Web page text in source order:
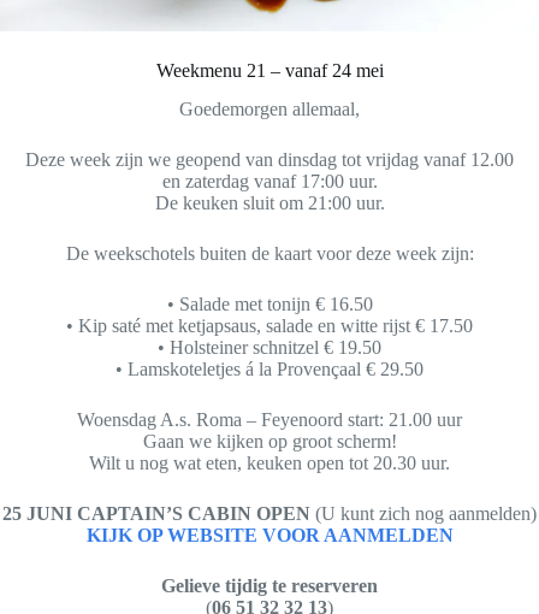
Weekmenu 21 – vanaf 24 mei
Goedemorgen allemaal,
Deze week zijn we geopend van dinsdag tot vrijdag vanaf 12.00
en zaterdag vanaf 17:00 uur.
De keuken sluit om 21:00 uur.
De weekschotels buiten de kaart voor deze week zijn:
• Salade met tonijn € 16.50
• Kip saté met ketjapsaus, salade en witte rijst € 17.50
• Holsteiner schnitzel € 19.50
• Lamskoteletjes á la Provençaal € 29.50
Woensdag A.s. Roma – Feyenoord start: 21.00 uur
Gaan we kijken op groot scherm!
Wilt u nog wat eten, keuken open tot 20.30 uur.
25 JUNI CAPTAIN’S CABIN OPEN (U kunt zich nog aanmelden)
KIJK OP WEBSITE VOOR AANMELDEN
Gelieve tijdig te reserveren
(06 51 32 32 13)